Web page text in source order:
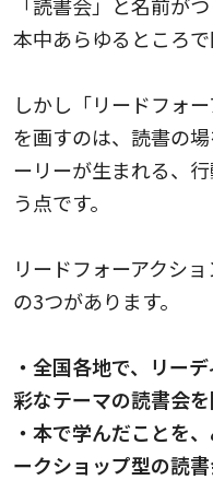
本中あらゆるところで
しかし「リードフォ
を画すのは、読書の
ーリーが生まれる、
う点です。
リードフォーアクシ
の3つがあります。
・全国各地で、リー
彩なテーマの読書会
・本で学んだことを
ークショップ型の読